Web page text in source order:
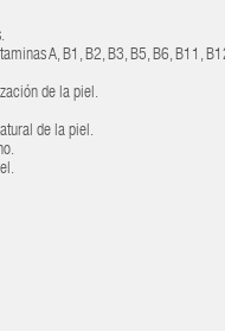
A, B1, B2, B3, B5, B6, B11,
de la piel.
de la piel.